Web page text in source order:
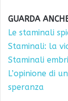
GUARDA
Le staminali
Staminali: la
Staminali
L’opinione di
speranza